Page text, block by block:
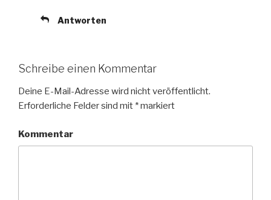
Antworten
Schreibe einen Kommentar
Deine E-Mail-Adresse wird nicht veröffentlicht.
Erforderliche Felder sind mit *markiert
Kommentar